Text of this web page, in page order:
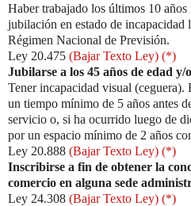
Haber trabajado los últimos 10
jubilación en estado de incapacidad
Régimen Nacional de Previsión.
Ley 20.475 (Bajar Texto Ley) (*)
Jubilarse a los 45 años de edad y/
Tener incapacidad visual (ceguera).
un tiempo mínimo de 5 años antes
servicio o, si ha ocurrido luego de
por un espacio mínimo de 2 años
Ley 20.888 (Bajar Texto Ley) (*)
Inscribirse a fin de obtener la
comercio en alguna sede
Ley 24.308 (Bajar Texto Ley) (*)